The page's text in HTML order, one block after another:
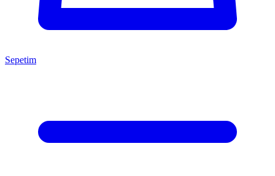
Sepetim